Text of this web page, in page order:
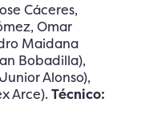
Cáceres,
Omar
Maidana
Bobadilla),
Alonso),
Arce).Técnico: